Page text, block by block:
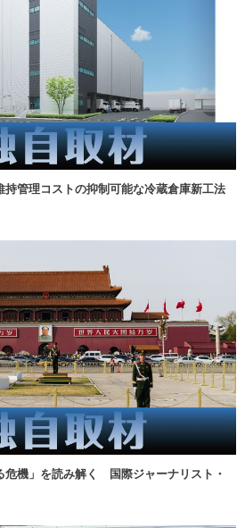
持管理コストの抑制可能な冷蔵倉庫新工法
危機」を読み解く 国際ジャーナリスト・